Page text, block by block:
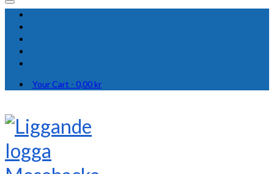
Your Cart - 0,00kr